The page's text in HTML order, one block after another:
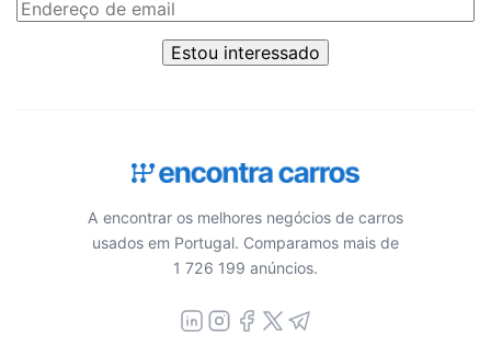
Estou interessado
A encontrar os melhores negócios de carros
usados em Portugal. Comparamos mais de
1 726 199 anúncios.